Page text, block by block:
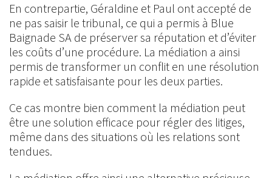
En contrepartie, Géraldine et Paul ont accepté de
ne pas saisir le tribunal, ce qui a permis à Blue
Baignade SA de préserver sa réputation et d’éviter
les coûts d’une procédure. La médiation a ainsi
permis de transformer un conflit en une résolution
rapide et satisfaisante pour les deux parties.
Ce cas montre bien comment la médiation peut
être une solution efficace pour régler des litiges,
même dans des situations où les relations sont
tendues.